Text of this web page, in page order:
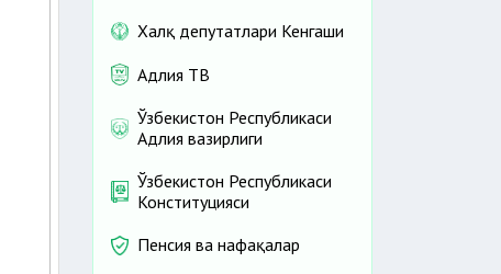
Халқ депутатлари Кенгаши
Адлия ТВ
Ўзбекистон Республикаси
Адлия вазирлиги
Ўзбекистон Республикаси
Конституцияси
Пенсия ва нафақалар